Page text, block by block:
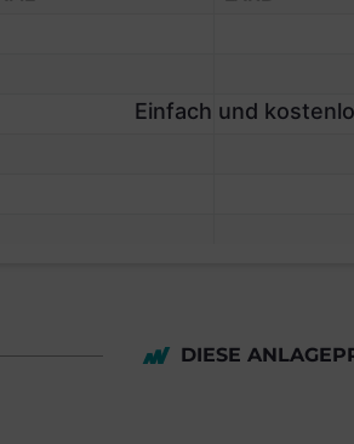
Einfach und
DIESE